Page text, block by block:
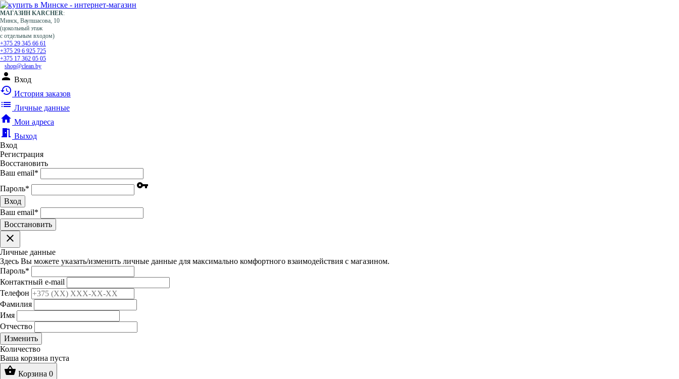
МАГАЗИН KARCHER:
Минск, Ваупшасова, 10
(цокольный этаж
с отдельным входом)
+375 29 345 66 61
+375 29 6 925 725
+375 17 362 05 05
shop@clean.by
person Вход
history История заказов
list Личные данные
home Мои адреса
meeting_room Выход
Вход
Регистрация
Восстановить
Ваш email*
Пароль* vpn_key
Вход
Ваш email*
Воcстановить
clear
Личные данные
Здесь Вы можете указать/изменить личные данные для максимально комфортного взаимодействия с магазином.
Пароль*
Контактный e-mail
Телефон
Фамилия
Имя
Отчество
Изменить
Количество
Ваша корзина пуста
shopping_basket Корзина 0